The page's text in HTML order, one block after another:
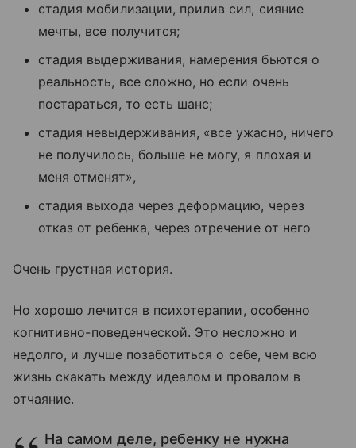
стадия мобилизации, прилив сил, сияние
мечты, все получится;
стадия выдерживания, намерения бьются о
реальность, все сложно, но если очень
постараться, то есть шанс;
стадия невыдерживания, «все ужасно, ничего
не получилось, больше не могу, я плохая и
меня отменят»,
стадия выхода через деформацию, через
отказ от ребенка, через отречение от него
Очень грустная история.
Но хорошо лечится в психотерапии, особенно
когнитивно-поведенческой. Это несложно и
недолго, и лучше позаботиться о себе, чем всю
жизнь скакать между идеалом и провалом в
отчаяние.
На самом деле, ребенку не нужна